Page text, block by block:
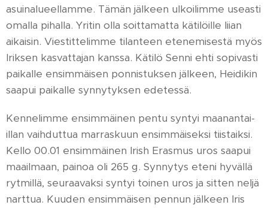
asuinalueellamme. Tämän jälkeen ulkoilimme useasti
omalla pihalla. Yritin olla soittamatta kätilöille liian
aikaisin. Viestittelimme tilanteen etenemisestä myös
Iriksen kasvattajan kanssa. Kätilö Senni ehti sopivasti
paikalle ensimmäisen ponnistuksen jälkeen, Heidikin
saapui paikalle synnytyksen edetessä.
Kennelimme ensimmäinen pentu syntyi maanantai-
illan vaihduttua marraskuun ensimmäiseksi tiistaiksi.
Kello 00.01 ensimmäinen Irish Erasmus uros saapui
maailmaan, painoa oli 265 g. Synnytys eteni hyvällä
rytmillä, seuraavaksi syntyi toinen uros ja sitten neljä
narttua. Kuuden ensimmäisen pennun jälkeen Iris